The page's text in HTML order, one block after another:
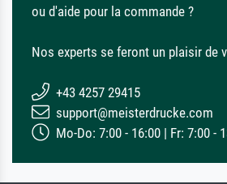
ou d'aide pour la commande ?
Nos experts se feront un plaisir de
+43 4257 29415
support@meisterdrucke.com
Mo-Do: 7:00 - 16:00 | Fr: 7:00 -